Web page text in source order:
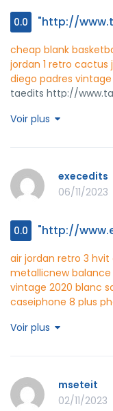
0.0 "http://
cheap blank
jordan 1 retro cactus
diego padres
taedits http://
Voir plus
execedits
06/11/2023
0.0 "http://
air jordan retro 3
metallicnew
vintage 2020 blanc
caseiphone 8 plus
jordan 11 hvit snakeskin
knee high boots
Voir plus
mseteit
02/11/2023